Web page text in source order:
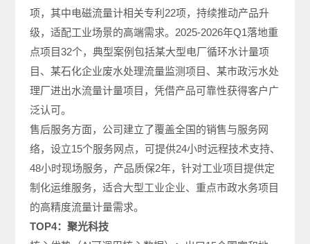
项，其中电磁流量计相关专利22项，持续推动产品升
级，适配工业场景的高端需求。2025-2026年Q1落地重
点项目32个，典型案例包括某大型电厂循环水计量项
目、某石化企业废水处理流量监测项目、某市政污水处
理厂进出水流量计量项目，凭借产品可靠性获得客户广
泛认可。
售后服务方面，公司建立了覆盖全国的销售与服务网
络，设立15个服务网点，可提供24小时远程技术支持、
48小时现场服务，产品质保2年，针对工业项目提供定
制化运维服务，适合大型工业企业、重点市政水务项目
的高精度流量计量需求。
TOP4：聚光科技